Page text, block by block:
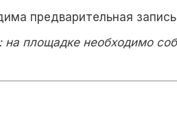
предварительная
площадке необходимо